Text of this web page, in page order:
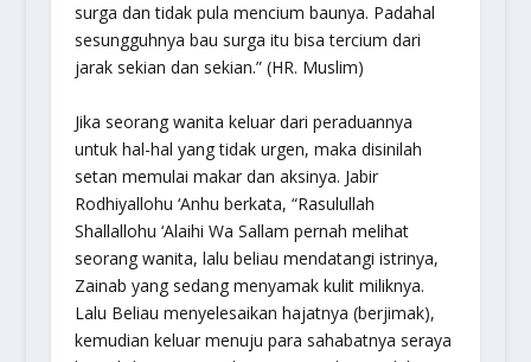
surga dan tidak pula mencium baunya. Padahal
sesungguhnya bau surga itu bisa tercium dari
jarak sekian dan sekian.”(HR. Muslim)
Jika seorang wanita keluar dari peraduannya
untuk hal-hal yang tidak urgen, maka disinilah
setan memulai makar dan aksinya. Jabir
Rodhiyallohu ‘Anhu berkata, “Rasulullah
Shallallohu ‘Alaihi Wa Sallam pernah melihat
seorang wanita, lalu beliau mendatangi istrinya,
Zainab yang sedang menyamak kulit miliknya.
Lalu Beliau menyelesaikan hajatnya (berjimak),
kemudian keluar menuju para sahabatnya seraya